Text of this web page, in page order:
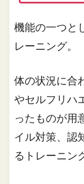
機能の一つと
レーニング。
体の状況に合
やセルフリハ
ったものが用
イル対策、認
るトレーニン